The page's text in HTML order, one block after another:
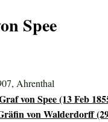
Spee
Ahrenthal
von Spee (13 Feb
von Walderdorff